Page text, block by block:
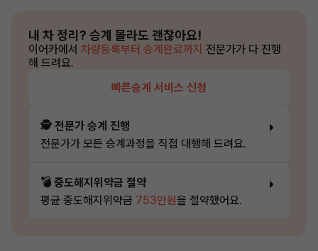
내 차 정리? 승계 몰라도 괜찮아요!
이어카에서 차량등록부터 승계완료까지 전문가가 다 진행
해 드려요.
빠른승계 서비스 신청
🕵️ 전문가 승계 진행
전문가가 모든 승계과정을 직접 대행해 드려요.
💣 중도해지위약금 절약
평균 중도해지위약금 753만원을 절약했어요.